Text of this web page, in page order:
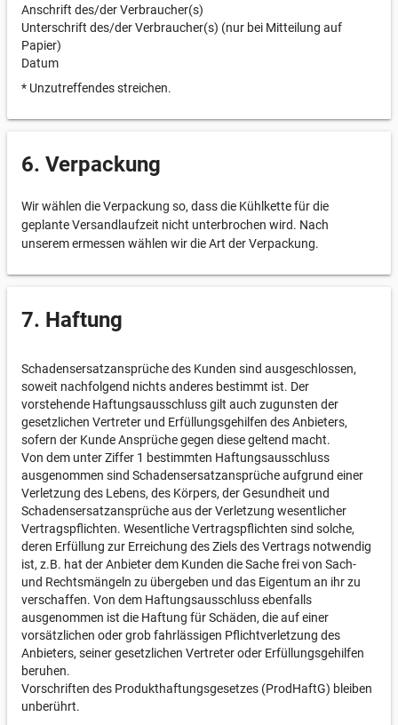
Anschrift des/der Verbraucher(s)
Unterschrift des/der Verbraucher(s) (nur bei Mitteilung auf
Papier)
Datum
* Unzutreffendes streichen.
6. Verpackung
Wir wählen die Verpackung so, dass die Kühlkette für die
geplante Versandlaufzeit nicht unterbrochen wird. Nach
unserem ermessen wählen wir die Art der Verpackung.
7. Haftung
Schadensersatzansprüche des Kunden sind ausgeschlossen,
soweit nachfolgend nichts anderes bestimmt ist. Der
vorstehende Haftungsausschluss gilt auch zugunsten der
gesetzlichen Vertreter und Erfüllungsgehilfen des Anbieters,
sofern der Kunde Ansprüche gegen diese geltend macht.
Von dem unter Ziffer 1 bestimmten Haftungsausschluss
ausgenommen sind Schadensersatzansprüche aufgrund einer
Verletzung des Lebens, des Körpers, der Gesundheit und
Schadensersatzansprüche aus der Verletzung wesentlicher
Vertragspflichten. Wesentliche Vertragspflichten sind solche,
deren Erfüllung zur Erreichung des Ziels des Vertrags notwendig
ist, z.B. hat der Anbieter dem Kunden die Sache frei von Sach-
und Rechtsmängeln zu übergeben und das Eigentum an ihr zu
verschaffen. Von dem Haftungsausschluss ebenfalls
ausgenommen ist die Haftung für Schäden, die auf einer
vorsätzlichen oder grob fahrlässigen Pflichtverletzung des
Anbieters, seiner gesetzlichen Vertreter oder Erfüllungsgehilfen
beruhen.
Vorschriften des Produkthaftungsgesetzes (ProdHaftG) bleiben
unberührt.